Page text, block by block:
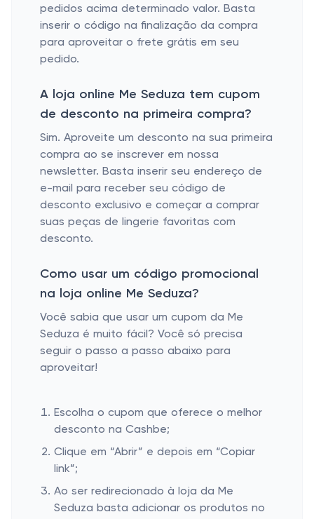
pedidos acima determinado valor. Basta
inserir o código na finalização da compra
para aproveitar o frete grátis em seu
pedido.
A loja online Me Seduza tem cupom
de desconto na primeira compra?
Sim. Aproveite um desconto na sua primeira
compra ao se inscrever em nossa
newsletter. Basta inserir seu endereço de
e-mail para receber seu código de
desconto exclusivo e começar a comprar
suas peças de lingerie favoritas com
desconto.
Como usar um código promocional
na loja online Me Seduza?
Você sabia que usar um cupom da Me
Seduza é muito fácil? Você só precisa
seguir o passo a passo abaixo para
aproveitar!
Escolha o cupom que oferece o melhor
desconto na Cashbe;
Clique em “Abrir” e depois em “Copiar
link”;
Ao ser redirecionado à loja da Me
Seduza basta adicionar os produtos no